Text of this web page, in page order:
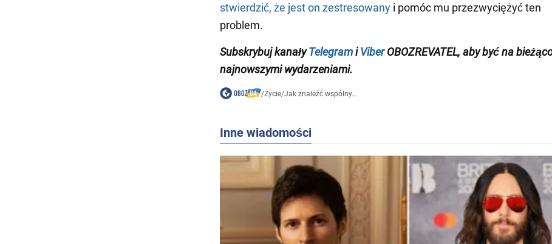
stwierdzić, że jest on zestresowany i pomóc mu przezwyciężyć ten
problem.
SubskrybujkanałyTelegramiViberOBOZREVATEL, abybyć na
najnowszymi wydarzeniami.
/Życie/Jak znaleźć wspólny...
Inne wiadomości